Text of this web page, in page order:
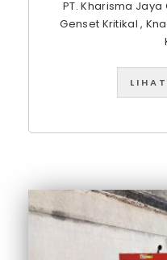
PT. Kharisma
Genset Kritikal ,